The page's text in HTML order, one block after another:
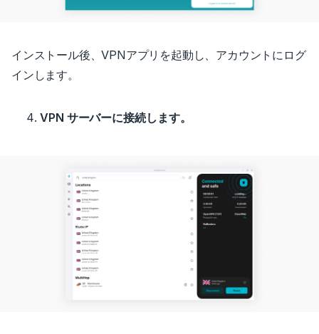
インストール後、VPNアプリを起動し、アカウントにログ
インします。
VPN サーバーに接続します。